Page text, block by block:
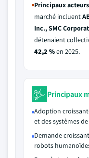
Principaux
marché incluent
Inc., SMC
détenaient
42,2 %en 2025.
Principaux
Adoption
et des systèmes
Demande
robots